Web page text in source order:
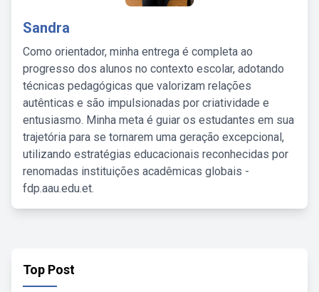
Sandra
Como orientador, minha entrega é completa ao
progresso dos alunos no contexto escolar, adotando
técnicas pedagógicas que valorizam relações
autênticas e são impulsionadas por criatividade e
entusiasmo. Minha meta é guiar os estudantes em sua
trajetória para se tornarem uma geração excepcional,
utilizando estratégias educacionais reconhecidas por
renomadas instituições acadêmicas globais -
fdp.aau.edu.et.
Top Post